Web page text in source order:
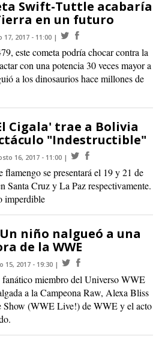
Swift-Tuttle acabaría
en un futuro
2017 - 11:00
este cometa podría chocar contra la
con una potencia 30 veces mayor a
a los dinosaurios hace millones de
Cigala' trae a Bolivia
"Indestructible"
16, 2017 - 11:00
flamengo se presentará el 19 y 21 de
Santa Cruz y La Paz respectivamente.
imperdible
niño nalgueó a una
de la WWE
2017 - 19:30
miembro del Universo WWE
a la Campeona Raw, Alexa Bliss
Show (WWE Live!) de WWE y el acto